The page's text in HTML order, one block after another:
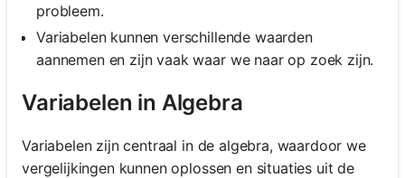
probleem.
Variabelen kunnen verschillende waarden
aannemen en zijn vaak waar we naar op zoek zijn.
Variabelen in Algebra
Variabelen zijn centraal in de algebra, waardoor we
vergelijkingen kunnen oplossen en situaties uit de